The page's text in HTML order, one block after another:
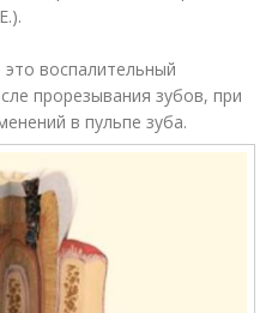
воспалительный
прорезывания зубов, при
в пульпе зуба.